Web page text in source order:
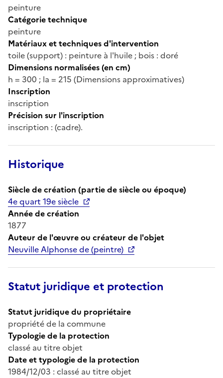
peinture
Catégorie technique
peinture
Matériaux et techniques d'intervention
toile (support) : peinture à l'huile ; bois : doré
Dimensions normalisées (en cm)
h = 300 ; la = 215 (Dimensions approximatives)
Inscription
inscription
Précision sur l'inscription
inscription : (cadre).
Historique
Siècle de création (partie de siècle ou époque)
4e quart 19e siècle
Année de création
1877
Auteur de l'œuvre ou créateur de l'objet
Neuville Alphonse de (peintre)
Statut juridique et protection
Statut juridique du propriétaire
propriété de la commune
Typologie de la protection
classé au titre objet
Date et typologie de la protection
1984/12/03 : classé au titre objet